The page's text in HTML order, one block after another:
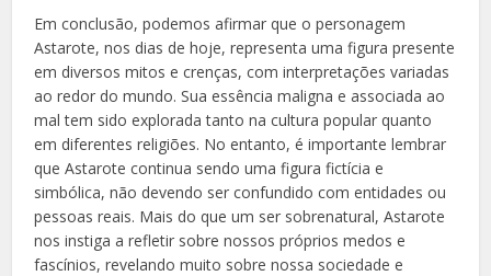
Em conclusão, podemos afirmar que o personagem
Astarote, nos dias de hoje, representa uma figura presente
em diversos mitos e crenças, com interpretações variadas
ao redor do mundo. Sua essência maligna e associada ao
mal tem sido explorada tanto na cultura popular quanto
em diferentes religiões. No entanto, é importante lembrar
que Astarote continua sendo uma figura fictícia e
simbólica, não devendo ser confundido com entidades ou
pessoas reais. Mais do que um ser sobrenatural, Astarote
nos instiga a refletir sobre nossos próprios medos e
fascínios, revelando muito sobre nossa sociedade e